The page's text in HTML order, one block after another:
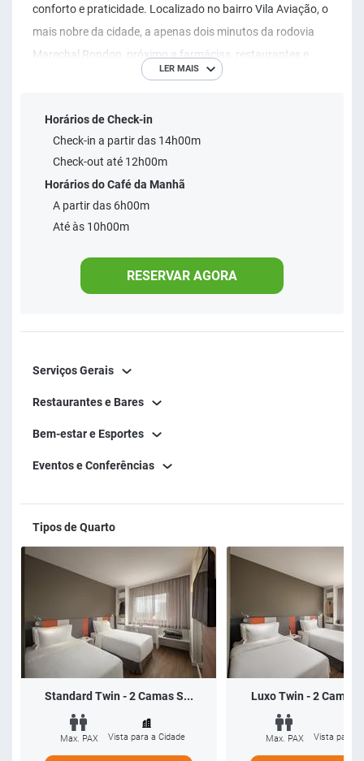
conforto e praticidade. Localizado no bairro Vila Aviação, o
mais nobre da cidade, a apenas dois minutos da rodovia
Marechal Rondon, próximo a farmácias, restaurantes e
bares para o seu happy hour. Além disso, conta com fácil e
Se sobrar um tempinho na agenda aproveite para visitar o
Bauru Shopping, localizado a poucos minutos do nosso
hotel em Bauru. Quer saber mais? Explore nossos serviços
e sinta-se bem com a Intercity Hotels.
LER MAIS
Horários de Check-in
Check-in a partir das 14h00m
Check-out até 12h00m
Horários do Café da Manhã
A partir das 6h00m
Até às 10h00m
RESERVAR AGORA
Serviços Gerais
Restaurantes e Bares
Bem-estar e Esportes
Eventos e Conferências
Tipos de Quarto
Standard Twin - 2 Camas S...
Max. PAX Vista para a Cidade
Luxo Twin - 2 Camas
Max. PAX Vista para a